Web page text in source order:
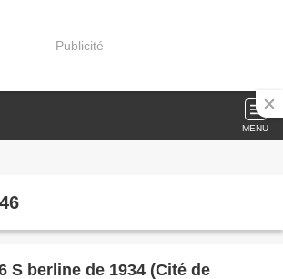
Publicité
MENU
S berline de 1934 (Cité de